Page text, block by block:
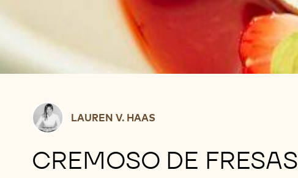
Lauren
V.
LAUREN V. HAAS
CREMOSO DE FRESAS